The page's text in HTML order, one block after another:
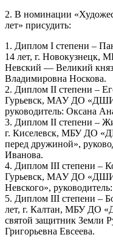
2. В номинации
лет» присудить:
1. Диплом I степени –
14 лет, г.
Невский — Великий
Владимировна Носкова.
2. Диплом II степени –
Гурьевск, МАУ ДО
руководитель: Оксана
3. Диплом II степени –
г. Киселевск, МБУ ДО
перед дружиной»,
Иванова.
4. Диплом III степени –
Гурьевск, МАУ ДО «ДШИ
Невского»,
5. Диплом III степени –
лет, г. Калтан, МБУ ДО
святой защитник Земли
Григорьевна Евсеева.